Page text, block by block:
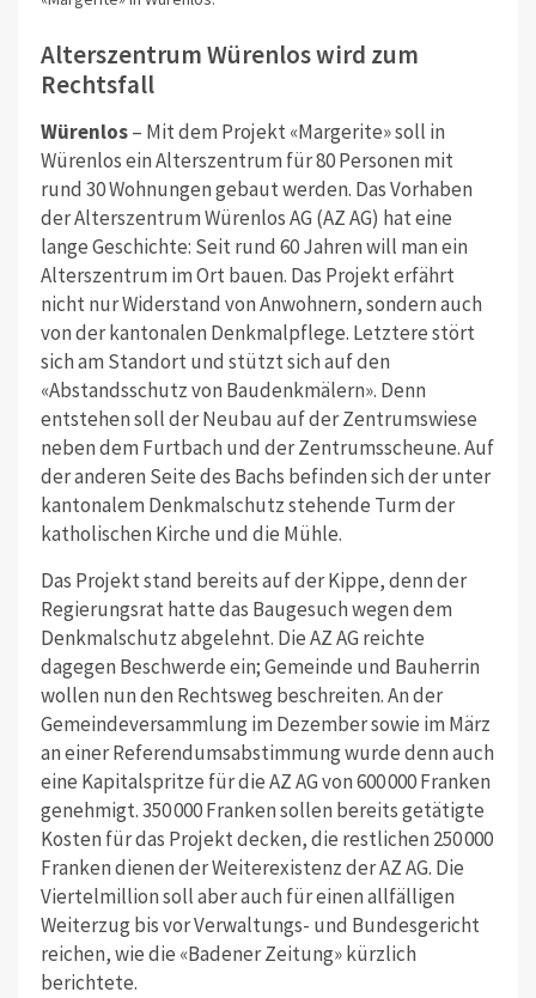
Alterszentrum Würenlos wird zum
Rechtsfall
Würenlos– Mit dem Projekt «Margerite» soll in
Würenlos ein Alterszentrum für 80 Personen mit
rund 30 Wohnungen gebaut werden. Das Vorhaben
der Alterszentrum Würenlos AG (AZ AG) hat eine
lange Geschichte: Seit rund 60 Jahren will man ein
Alterszentrum im Ort bauen. Das Projekt erfährt
nicht nur Widerstand von Anwohnern, sondern auch
von der kantonalen Denkmalpflege. Letztere stört
sich am Standort und stützt sich auf den
«Abstandsschutz von Baudenkmälern». Denn
entstehen soll der Neubau auf der Zentrumswiese
neben dem Furtbach und der Zentrumsscheune. Auf
der anderen Seite des Bachs befinden sich der unter
kantonalem Denkmalschutz stehende Turm der
katholischen Kirche und die Mühle.
Das Projekt stand bereits auf der Kippe, denn der
Regierungsrat hatte das Baugesuch wegen dem
Denkmalschutz abgelehnt. Die AZ AG reichte
dagegen Beschwerde ein; Gemeinde und Bauherrin
wollen nun den Rechtsweg beschreiten. An der
Gemeindeversammlung im Dezember sowie im März
an einer Referendumsabstimmung wurde denn auch
eine Kapitalspritze für die AZ AG von 600 000 Franken
genehmigt. 350 000 Franken sollen bereits getätigte
Kosten für das Projekt decken, die restlichen 250 000
Franken dienen der Weiterexistenz der AZ AG. Die
Viertelmillion soll aber auch für einen allfälligen
Weiterzug bis vor Verwaltungs- und Bundesgericht
reichen, wie die «Badener Zeitung» kürzlich
berichtete.